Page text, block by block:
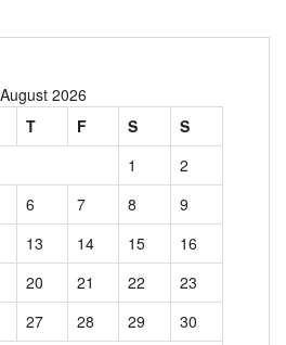
August 2026
T F S
S
1
2
6 7 8
9
13 14 15
16
20 21 22
23
27 28 29
30